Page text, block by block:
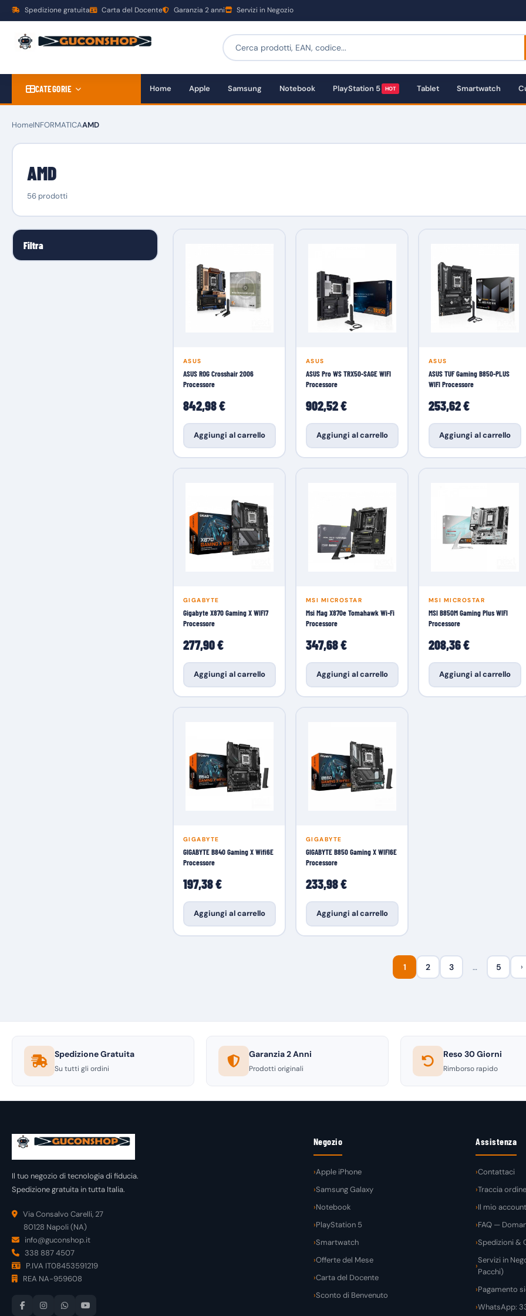
Spedizione gratuita Carta del Docente Garanzia 2 anni Servizi in Negozio
CATEGORIE Home Apple Samsung Notebook PlayStation 5 HOT Tablet Smartwatch
HomeINFORMATICAAMD
AMD
56 prodotti
Filtra
ASUS
ASUS ROG Crosshair 2006
Processore
842,98 €
Aggiungi al carrello
ASUS
ASUS Pro WS TRX50-SAGE WIFI
Processore
902,52 €
Aggiungi al carrello
ASUS
ASUS TUF Gaming B850-PLUS
WIFI Processore
253,62 €
Aggiungi al carrello
GIGABYTE
Gigabyte X870 Gaming X WIFI7
Processore
277,90 €
Aggiungi al carrello
MSI MICROSTAR
Msi Mag X870e Tomahawk Wi-Fi
Processore
347,68 €
Aggiungi al carrello
MSI MICROSTAR
MSI B850M Gaming Plus WIFI
Processore
208,36 €
Aggiungi al carrello
GIGABYTE
GIGABYTE B840 Gaming X Wifi6E
Processore
197,38 €
Aggiungi al carrello
GIGABYTE
GIGABYTE B850 Gaming X WIFI6E
Processore
233,98 €
Aggiungi al carrello
1 2 3 … 5 ›
Spedizione Gratuita
Su tutti gli ordini
Garanzia 2 Anni
Prodotti originali
Reso 30 Giorni
Rimborso rapido
Il tuo negozio di tecnologia di fiducia.
Spedizione gratuita in tutta Italia.
Via Consalvo Carelli, 27
80128 Napoli (NA)
info@guconshop.it
338 887 4507
P.IVA IT08453591219
REA NA-959608
Negozio
Apple iPhone
Samsung Galaxy
Notebook
PlayStation 5
Smartwatch
Offerte del Mese
Carta del Docente
Sconto di Benvenuto
Assistenza
Contattaci
Traccia
Il mio
FAQ —
Spedizioni &
Servizi in
Pacchi)
Pagamento
WhatsApp: